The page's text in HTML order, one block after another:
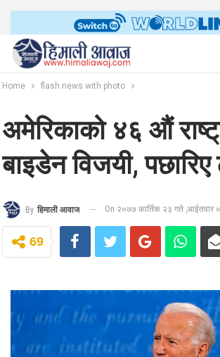
Home flash news with photo
अमेरिकाको ४६ औं
बाइडेन विजयी, पछारिए
By हिमाली आवाज On २०७७ कार्तिक २३ गते ,आईतवार
69